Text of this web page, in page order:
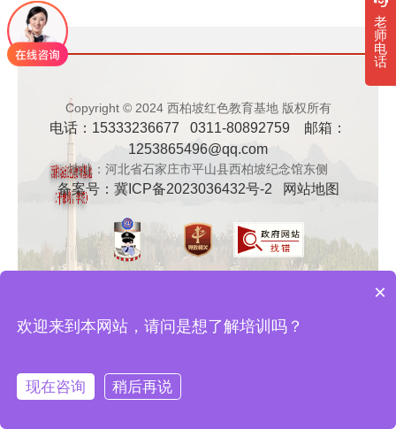
· 新时代干部培训筑牢理想信念，探秘西…
· 干部培训告别形式主义 3大西柏坡教法…
Copyright © 2024 西柏坡红色教育基地 版权所有
电话：15333236677 0311-80892759 邮箱：
1253865496@qq.com
地址：河北省石家庄市平山县西柏坡纪念馆东侧
备案号： 冀ICP备2023036432号-2 网站地图
老
师
电
话
×
欢迎来到本网站，请问是想了解培训吗？
现在咨询
稍后再说
在线咨询